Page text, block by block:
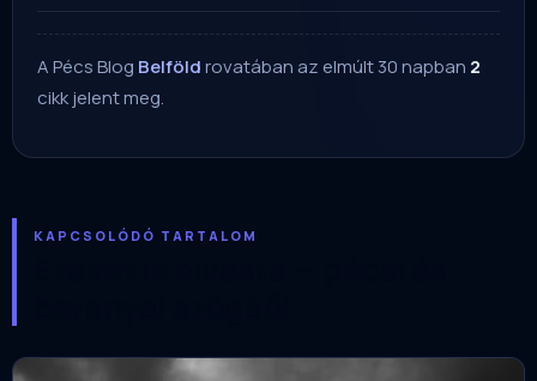
A Pécs Blog Belföldrovatában az elmúlt 30 napban 2
cikk jelent meg.
KAPCSOLÓDÓ TARTALOM